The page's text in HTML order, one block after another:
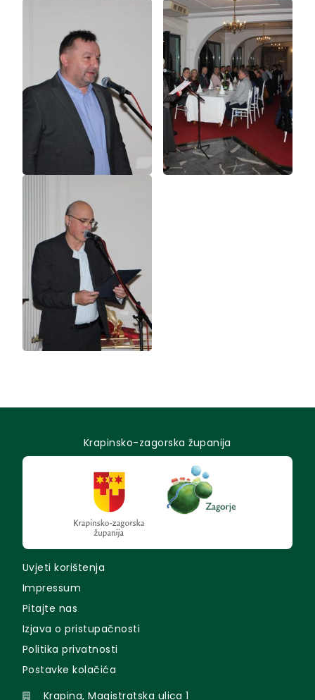
Krapinsko-zagorska županija
Uvjeti korištenja
Impressum
Pitajte nas
Izjava o pristupačnosti
Politika privatnosti
Postavke kolačića
Krapina, Magistratska ulica 1